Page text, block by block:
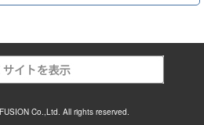
Co.,Ltd. All rights reserved.